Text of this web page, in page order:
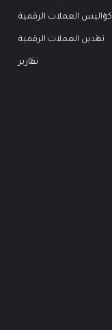
كواليس العملات الرقمية
تعدين العملات الرقمية
تقارير